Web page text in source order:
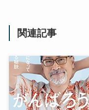
関連記事